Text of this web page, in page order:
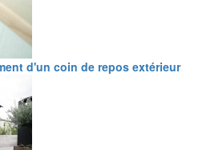
d'un coin de repos extérieur